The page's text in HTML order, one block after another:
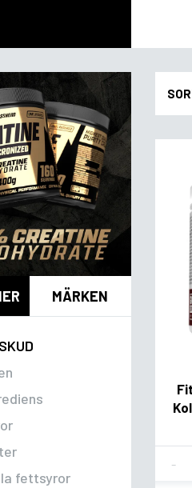
MÄRKEN
fettsyror